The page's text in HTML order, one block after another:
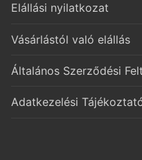
Elállási nyilatkozat
Vásárlástól való elállás
Általános Szerződési
Adatkezelési